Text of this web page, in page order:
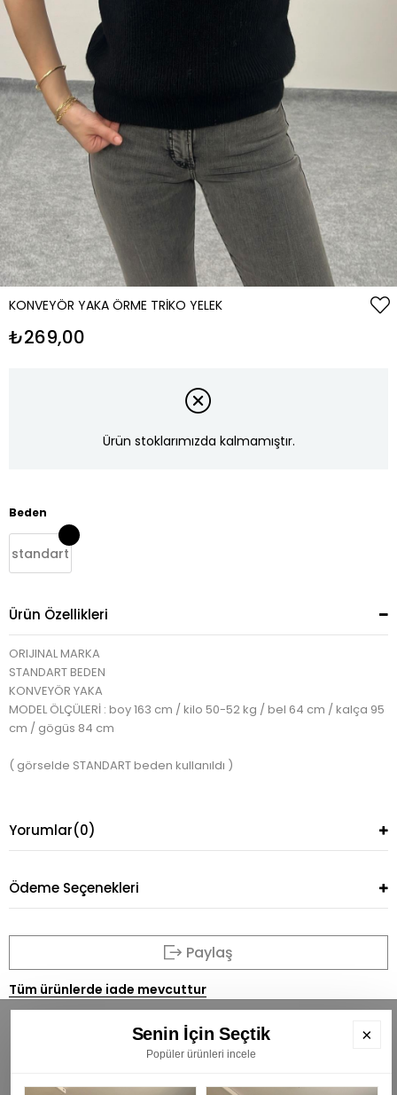
KONVEYÖR YAKA ÖRME TRIKO YELEK
₺269,00
Ürün stoklarımızda kalmamıştır.
Beden
standart
Ürün Özellikleri
ORIJINAL MARKA
STANDART BEDEN
KONVEYÖR YAKA
MODEL ÖLÇÜLERİ : boy 163 cm / kilo 50-52 kg / bel 64 cm / kalça 95
cm / gögüs 84 cm
( görselde STANDART beden kullanıldı )
Yorumlar(0)
Ödeme Seçenekleri
Paylaş
Tüm ürünlerde iade mevcuttur
Senin İçin Seçtik
Popüler ürünleri incele
×